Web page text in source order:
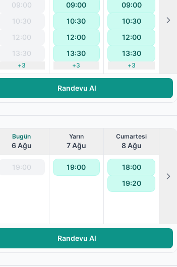
09:00
10:30
12:00
13:30
+3
09:00
10:30
12:00
13:30
+3
09:00
10:30
12:00
13:30
+3
Randevu Al
Bugün
6 Ağu
19:00
Yarın
7 Ağu
19:00
Cumartesi
8 Ağu
18:00
19:20
Randevu Al